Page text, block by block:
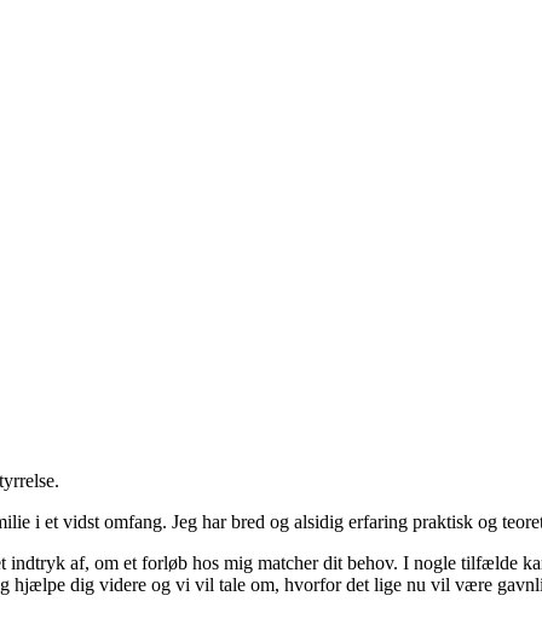
i et vidst omfang. Jeg har bred og alsidig erfaring praktisk og
indtryk af, om et forløb hos mig matcher dit behov. I nogle tilfælde
dig videre og vi vil tale om, hvorfor det lige nu vil være